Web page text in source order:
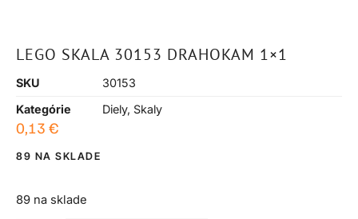
LEGO SKALA 30153 DRAHOKAM 1×1
SKU
30153
Kategórie
Diely, Skaly
0,13 €
89 NA SKLADE
89 na sklade